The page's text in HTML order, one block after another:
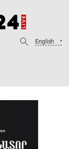
English